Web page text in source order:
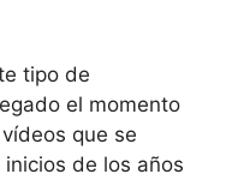
tipo de
el momento
que se
de los años